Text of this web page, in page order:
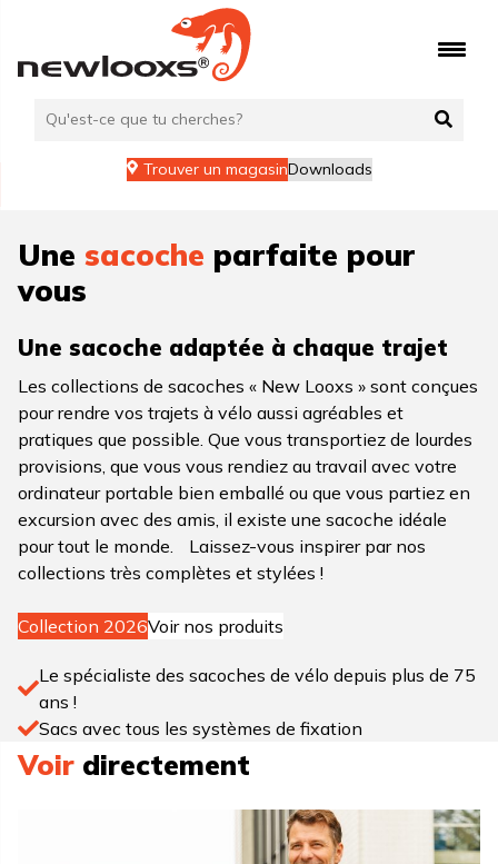
contenu
Trouver un magasinDownloads
Une sacoche parfaite pour
vous
Une sacoche adaptée à chaque trajet
Les collections de sacoches « New Looxs » sont conçues
pour rendre vos trajets à vélo aussi agréables et
pratiques que possible. Que vous transportiez de lourdes
provisions, que vous vous rendiez au travail avec votre
ordinateur portable bien emballé ou que vous partiez en
excursion avec des amis, il existe une sacoche idéale
pour tout le monde. Laissez-vous inspirer par nos
collections très complètes et stylées !
Collection 2026Voir nos produits
Le spécialiste des sacoches de vélo depuis plus de 75
ans !
Sacs avec tous les systèmes de fixation
Voir directement